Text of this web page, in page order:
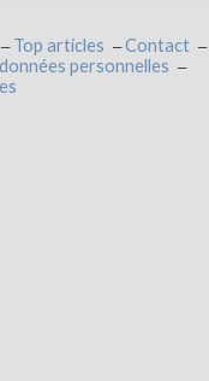
Top articles
Contact
personnelles